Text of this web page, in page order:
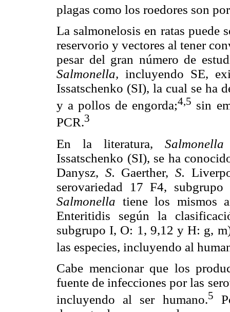
plagas como los roedores son
La salmonelosis en ratas puede
reservorio y vectores al tener
pesar del gran número de
Salmonella, incluyendo SE,
Issatschenko (SI), la cual se ha
y a pollos de engorda;4,5 sin
PCR.3
En la literatura,
Issatschenko (SI), se ha
Danysz, S. Gaerther, S.
serovariedad 17 F4,
Salmonella tiene los mismos
Enteritidis según la
subgrupo I, O: 1, 9,12 y H: g,
las especies, incluyendo al
Cabe mencionar que los
fuente de infecciones por las
incluyendo al ser humano.5